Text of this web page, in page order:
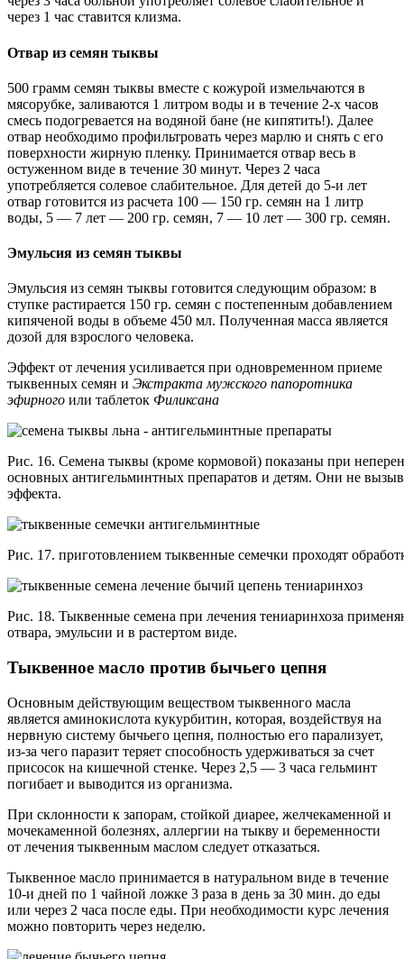
через 1 час ставится клизма.
Отвар из семян тыквы
500 грамм семян тыквы вместе с кожурой измельчаются в
мясорубке, заливаются 1 литром воды и в течение 2-х часов
смесь подогревается на водяной бане (не кипятить!). Далее
отвар необходимо профильтровать через марлю и снять с его
поверхности жирную пленку. Принимается отвар весь в
остуженном виде в течение 30 минут. Через 2 часа
употребляется солевое слабительное. Для детей до 5-и лет
отвар готовится из расчета 100 — 150 гр. семян на 1 литр
воды, 5 — 7 лет — 200 гр. семян, 7 — 10 лет — 300 гр. семян.
Эмульсия из семян тыквы
Эмульсия из семян тыквы готовится следующим образом: в
ступке растирается 150 гр. семян с постепенным добавлением
кипяченой воды в объеме 450 мл. Полученная масса является
дозой для взрослого человека.
Эффект от лечения усиливается при одновременном приеме
тыквенных семян и Экстракта мужского папоротника
эфирного или таблеток Филиксана
Рис. 16. Семена тыквы (кроме кормовой) показаны при
основных антигельминтных препаратов и детям. Они не
эффекта.
Рис. 17. приготовлением тыквенные семечки проходят
Рис. 18. Тыквенные семена при лечения тениаринхоза
отвара, эмульсии и в растертом виде.
Тыквенное масло против бычьего цепня
Основным действующим веществом тыквенного масла
является аминокислота кукурбитин, которая, воздействуя на
нервную систему бычьего цепня, полностью его парализует,
из-за чего паразит теряет способность удерживаться за счет
присосок на кишечной стенке. Через 2,5 — 3 часа гельминт
погибает и выводится из организма.
При склонности к запорам, стойкой диарее, желчекаменной и
мочекаменной болезнях, аллергии на тыкву и беременности
от лечения тыквенным маслом следует отказаться.
Тыквенное масло принимается в натуральном виде в течение
10-и дней по 1 чайной ложке 3 раза в день за 30 мин. до еды
или через 2 часа после еды. При необходимости курс лечения
можно повторить через неделю.